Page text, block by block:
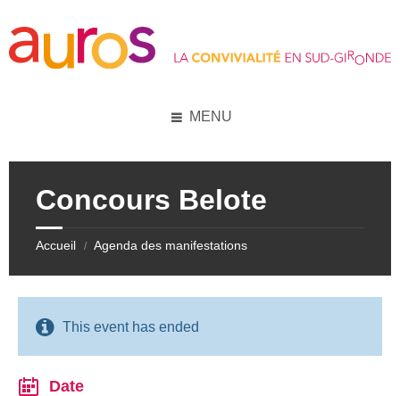
content
left
sidebar
right
sidebar
footer
MENU
Concours Belote
Accueil / Agenda des manifestations
This event has ended
Date